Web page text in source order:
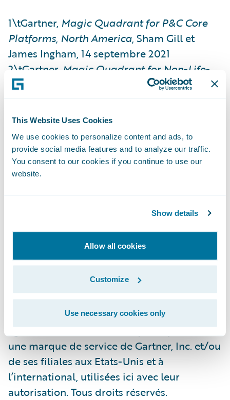
This Website Uses Cookies
We use cookies to personalize content and ads, to
provide social media features and to analyze our traffic.
You consent to our cookies if you continue to use our
website.
Show details
Allow all cookies
Customize
Use necessary cookies only
1\tGartner, Magic Quadrant for P&C Core
Platforms, North America, Sham Gill et
James Ingham, 14 septembre 2021
2\tGartner, Magic Quadrant for Non-Life-
Insurance Platforms, Europe , Sham Gill et
Gartner ne cautionne aucun fournisseur,
produit ou service décrit dans ses
publications d’études et ne conseille pas
aux utilisateurs de technologies de limiter
Les études publiées par Gartner reflètent les
doivent pas être interprétées comme des
énoncés de faits. Gartner décline toute
garantie, expresse ou implicite, concernant
ces études, notamment les garanties de
qualité marchande ou d’adéquation à un
usage particulier. GARTNER et MAGIC
QUADRANT sont une marque déposée et
une marque de service de Gartner, Inc. et/ou
de ses filiales aux Etats-Unis et à
l’international, utilisées ici avec leur
autorisation. Tous droits réservés.